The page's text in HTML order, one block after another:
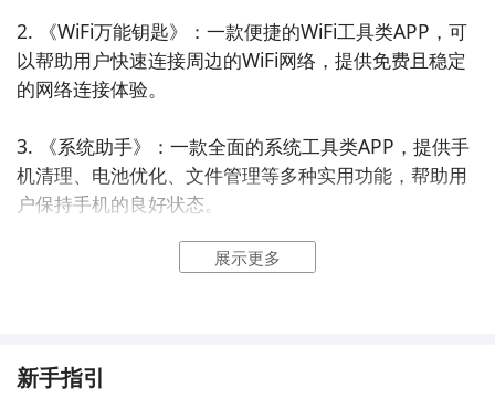
2. 《WiFi万能钥匙》：一款便捷的WiFi工具类APP，可
以帮助用户快速连接周边的WiFi网络，提供免费且稳定
的网络连接体验。
3. 《系统助手》：一款全面的系统工具类APP，提供手
机清理、电池优化、文件管理等多种实用功能，帮助用
户保持手机的良好状态。
4. 《WiFi信号增强器》：一款强大的WiFi工具类APP，
5. 《手机加速大师》：一款专注于手机加速的系统工具
展示更多
新手指引